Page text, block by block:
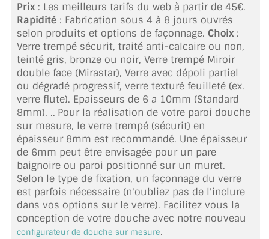
SUIVI DE DEVIS
SUIVI DE COMMANDE
TOUS LES TARIFS AU M2
GUIDE : CHOIX PAR UTILISATION
INSPIRATIONS ET NOUVEAUTÉS
AMBIANCE LAITON BROSSÉ
MIROIRS VIEILLIS AMBIANCE BRASSERIE
MIROIR SUR MESURE
MIROIR VIEILLI
Prix : Les meilleurs tarifs du web à partir de 45€.
Rapidité : Fabrication sous 4 à 8 jours ouvrés
selon produits et options de façonnage. Choix :
Verre trempé sécurit, traité anti-calcaire ou non,
teinté gris, bronze ou noir, Verre trempé Miroir
double face (Mirastar), Verre avec dépoli partiel
ou dégradé progressif, verre texturé feuilleté (ex.
verre flute). Epaisseurs de 6 a 10mm (Standard
8mm). .. Pour la réalisation de votre paroi douche
sur mesure, le verre trempé (sécurit) en
épaisseur 8mm est recommandé. Une épaisseur
de 6mm peut être envisagée pour un pare
baignoire ou paroi positionné sur un muret.
Selon le type de fixation, un façonnage du verre
est parfois nécessaire (n'oubliez pas de l'inclure
dans vos options sur le verre). Facilitez vous la
conception de votre douche avec notre nouveau
configurateur de douche sur mesure.